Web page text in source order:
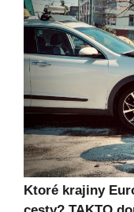
Ktoré krajiny